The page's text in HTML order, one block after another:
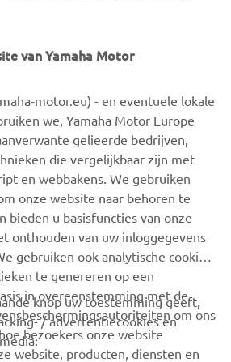
specifically designed and
lightweight sports, fishing and
to get the adrenaline pumping in
seeking owners.
THE FULL RANGE NOW!
van Yamaha Motor
motor.eu) - en eventuele lokale
we, Yamaha Motor Europe
gelieerde bedrijven,
die vergelijkbaar zijn met
en webbakens. We gebruiken
onze website naar behoren te
bieden u basisfuncties van onze
onthouden van uw inloggegevens
gebruiken ook analytische cookies
te genereren op een
in overeenstemming met de
om ons
bezoekers onze website
website, producten, diensten en
knop uw toestemming geeft,
/ advertentiecookies en